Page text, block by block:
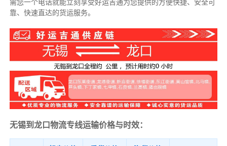
需您一个电话就能立刻享受好运吉通为您提供的方便快捷、安全可
靠、快速直达的货运服务。
无锡到龙口物流专线运输价格与时效：